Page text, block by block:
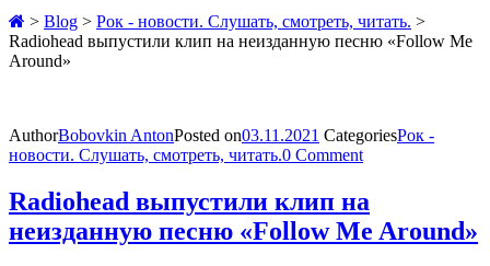
> Blog > Рок - новости. Слушать, смотреть, читать. >
Radiohead выпустили клип на неизданную песню «Follow Me
Around»
AuthorBobovkin AntonPosted on03.11.2021 CategoriesРок -
новости. Слушать, смотреть, читать.0 Comment
Radiohead выпустили клип на
неизданную песню «Follow Me Around»